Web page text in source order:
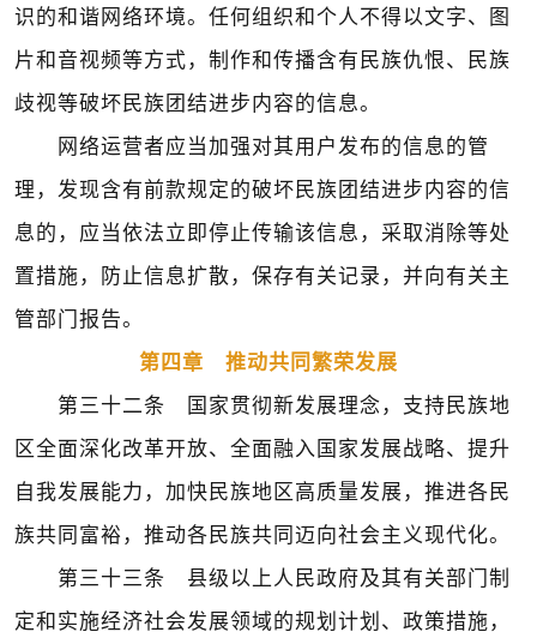
识的和谐网络环境。任何组织和个人不得以文字、图
片和音视频等方式，制作和传播含有民族仇恨、民族
歧视等破坏民族团结进步内容的信息。
网络运营者应当加强对其用户发布的信息的管
理，发现含有前款规定的破坏民族团结进步内容的信
息的，应当依法立即停止传输该信息，采取消除等处
置措施，防止信息扩散，保存有关记录，并向有关主
管部门报告。
第四章 推动共同繁荣发展
第三十二条 国家贯彻新发展理念，支持民族地
区全面深化改革开放、全面融入国家发展战略、提升
自我发展能力，加快民族地区高质量发展，推进各民
族共同富裕，推动各民族共同迈向社会主义现代化。
第三十三条 县级以上人民政府及其有关部门制
定和实施经济社会发展领域的规划计划、政策措施，